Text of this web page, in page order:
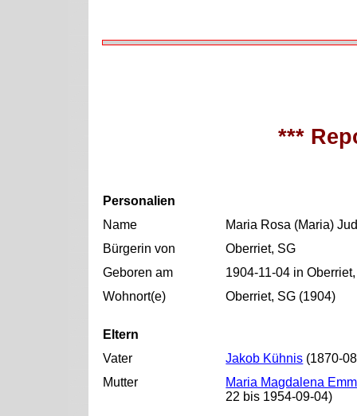
***
Personalien
Name
Maria Rosa (Maria)
Bürgerin von
Oberriet, SG
Geboren am
1904-11-04 in
Wohnort(e)
Oberriet, SG (1904)
Eltern
Vater
Jakob Kühnis (1870-
Mutter
Maria Magdalena
22 bis 1954-09-04)